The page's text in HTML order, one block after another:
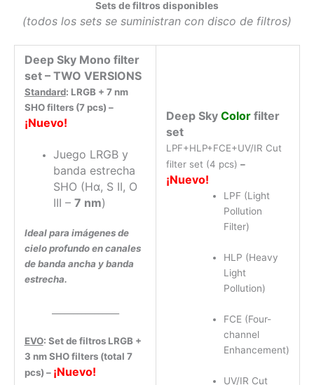
Sets de filtros disponibles
(todos los sets se suministran con disco de filtros)
Deep Sky Mono filter
set – TWO VERSIONS
Standard: LRGB + 7 nm
SHO filters (7 pcs) –
¡Nuevo!
Juego LRGB y
banda estrecha
SHO (Hα, S II, O
III – 7 nm)
Ideal para imágenes de
cielo profundo en canales
de banda ancha y banda
estrecha.
EVO: Set de filtros LRGB +
3 nm SHO filters (total 7
pcs) – ¡Nuevo!
Deep Sky Color filter
set
LPF+HLP+FCE+UV/IR Cut
filter set (4 pcs) –
¡Nuevo!
LPF (Light
Pollution
Filter)
HLP (Heavy
Light
Pollution)
FCE (Four-
channel
Enhancement)
UV/IR Cut